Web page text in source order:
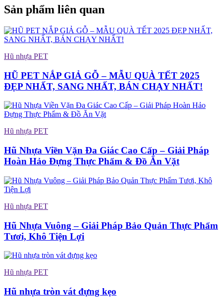
Sản phẩm liên quan
Hũ nhựa PET
HŨ PET NẮP GIẢ GỖ – MẪU QUÀ TẾT 2025
ĐẸP NHẤT, SANG NHẤT, BÁN CHẠY NHẤT!
Hũ nhựa PET
Hũ Nhựa Viền Vặn Đa Giác Cao Cấp – Giải Pháp
Hoàn Hảo Đựng Thực Phẩm & Đồ Ăn Vặt
Hũ nhựa PET
Hũ Nhựa Vuông – Giải Pháp Bảo Quản Thực Phẩm
Tươi, Khô Tiện Lợi
Hũ nhựa PET
Hũ nhựa tròn vát đựng kẹo